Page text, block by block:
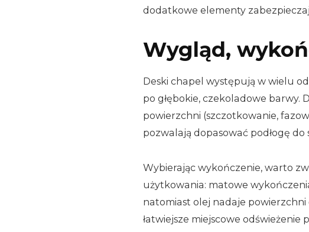
dodatkowe elementy
Wygląd,
Deski chapel występują w wielu
po głębokie, czekoladowe barwy.
powierzchni (szczotkowanie,
pozwalają dopasować podłogę
Wybierając wykończenie, warto
użytkowania: matowe
natomiast olej nadaje powierzchni
łatwiejsze miejscowe odświeżenie